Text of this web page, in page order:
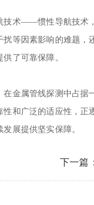
技术——惯性导航技术
等因素影响的难题，
了可靠保障。
属管线探测中占据
和广泛的适应性，正
展提供坚实保障。
下一篇